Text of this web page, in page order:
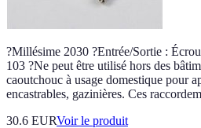
?Millésime 2030 ?Entrée/Sortie :
103 ?Ne peut être utilisé hors des
caoutchouc à usage domestique pour
encastrables, gazinières. Ces
30.6 EURVoir le produit